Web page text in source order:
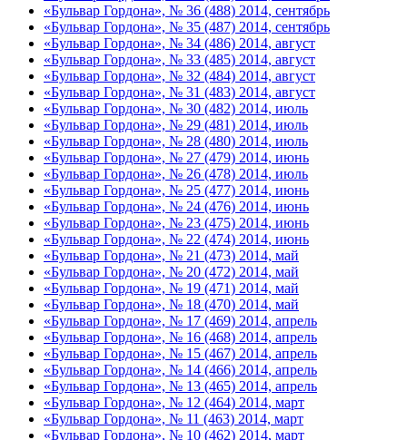
«Бульвар Гордона», № 36 (488) 2014, сентябрь
«Бульвар Гордона», № 35 (487) 2014, сентябрь
«Бульвар Гордона», № 34 (486) 2014, август
«Бульвар Гордона», № 33 (485) 2014, август
«Бульвар Гордона», № 32 (484) 2014, август
«Бульвар Гордона», № 31 (483) 2014, август
«Бульвар Гордона», № 30 (482) 2014, июль
«Бульвар Гордона», № 29 (481) 2014, июль
«Бульвар Гордона», № 28 (480) 2014, июль
«Бульвар Гордона», № 27 (479) 2014, июнь
«Бульвар Гордона», № 26 (478) 2014, июль
«Бульвар Гордона», № 25 (477) 2014, июнь
«Бульвар Гордона», № 24 (476) 2014, июнь
«Бульвар Гордона», № 23 (475) 2014, июнь
«Бульвар Гордона», № 22 (474) 2014, июнь
«Бульвар Гордона», № 21 (473) 2014, май
«Бульвар Гордона», № 20 (472) 2014, май
«Бульвар Гордона», № 19 (471) 2014, май
«Бульвар Гордона», № 18 (470) 2014, май
«Бульвар Гордона», № 17 (469) 2014, апрель
«Бульвар Гордона», № 16 (468) 2014, апрель
«Бульвар Гордона», № 15 (467) 2014, апрель
«Бульвар Гордона», № 14 (466) 2014, апрель
«Бульвар Гордона», № 13 (465) 2014, апрель
«Бульвар Гордона», № 12 (464) 2014, март
«Бульвар Гордона», № 11 (463) 2014, март
«Бульвар Гордона», № 10 (462) 2014, март